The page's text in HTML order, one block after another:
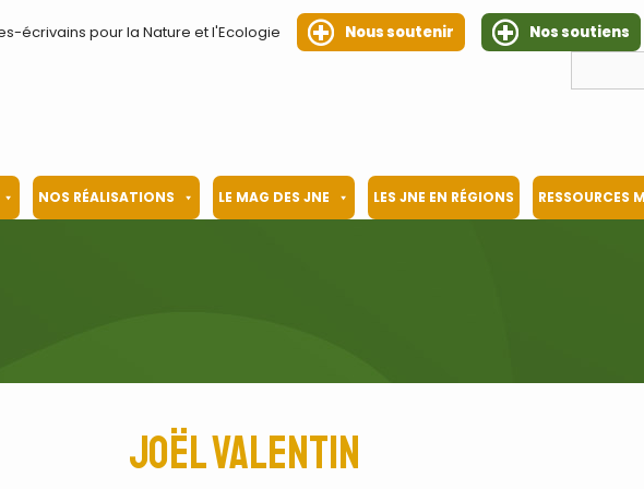
écrivains pour la Nature et l'Ecologie Nous soutenir Nos soutiens
NOS RÉALISATIONS LE MAG DES JNE LES JNE EN RÉGIONS RESSOURCES
Joël Valentin